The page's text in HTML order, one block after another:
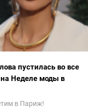
пустилась во все
Неделе моды в
в Париж!